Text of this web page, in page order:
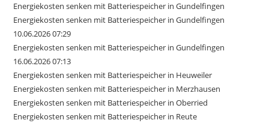
Energiekosten senken mit Batteriespeicher in Gundelfingen
Energiekosten senken mit Batteriespeicher in Gundelfingen
10.06.2026 07:29
Energiekosten senken mit Batteriespeicher in Gundelfingen
16.06.2026 07:13
Energiekosten senken mit Batteriespeicher in Heuweiler
Energiekosten senken mit Batteriespeicher in Merzhausen
Energiekosten senken mit Batteriespeicher in Oberried
Energiekosten senken mit Batteriespeicher in Reute